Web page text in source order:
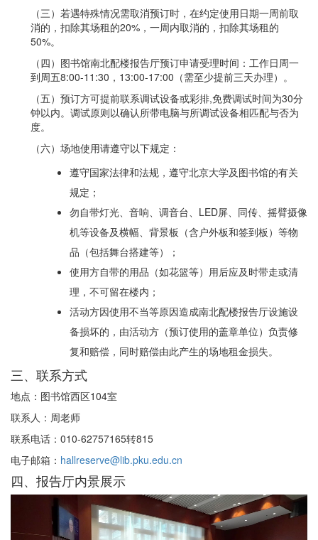
（三）若遇特殊情况需取消预订时，在约定使用日期一周前取
消的，扣除其场租的20%，一周内取消的，扣除其场租的
50%。
（四）图书馆南北配楼报告厅预订申请受理时间：工作日周一
到周五8:00-11:30，13:00-17:00（需至少提前三天办理）。
（五）预订方可提前联系调试设备或彩排,免费调试时间为30分
钟以内。调试原则以确认所带电脑与所调试设备相匹配与否为
度。
（六）场地使用请遵守以下规定：
遵守国家法律和法规，遵守北京大学及图书馆的有关
规定；
勿自带灯光、音响、调音台、LED屏、同传、摇臂摄像
机等设备及横幅、背景板（含户外板和签到板）等物
品（包括舞台搭建等）；
使用方自带的用品（如花篮等）用后应及时带走或清
理，不可留在楼内；
活动方因使用不当等原因造成南北配楼报告厅设施设
备损坏的，由活动方（预订使用的盖章单位）负责修
复和赔偿，同时赔偿由此产生的场地租金损失。
三、联系方式
地点：图书馆西区104室
联系人：周老师
联系电话：010-62757165转815
电子邮箱： hallreserve@lib.pku.edu.cn
四、报告厅内景展示